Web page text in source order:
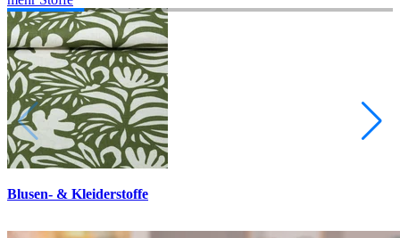
Blusen- & Kleiderstoffe